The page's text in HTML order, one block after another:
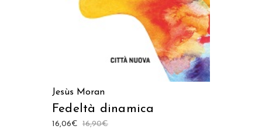
Jesùs Moran
Fedeltà dinamica
16,90€
16,06€